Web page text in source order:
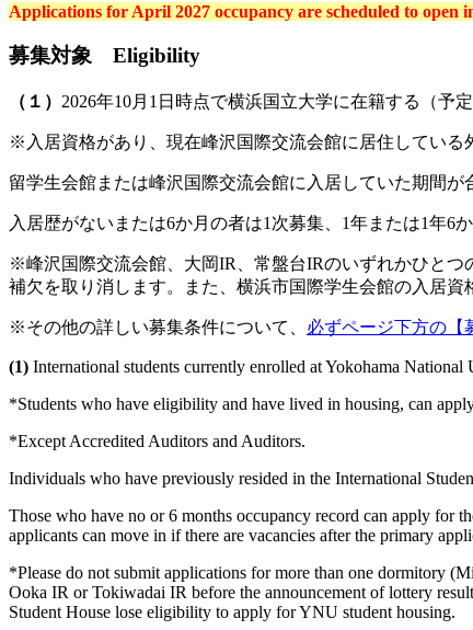
Applications for April 2027 occupancy are scheduled to open
募集対象 Eligibility
（１） 2026年10月1日時点で横浜国立大学に在籍する（予
※入居資格があり、現在峰沢国際交流会館に居住している
留学生会館または峰沢国際交流会館に入居していた期間が
入居歴がないまたは6か月の者は1次募集、1年または1年6
※峰沢国際交流会館、大岡IR、常盤台IRのいずれかひとつ
補欠を取り消します。また、横浜市国際学生会館の入居資
※その他の詳しい募集条件について、 必ずページ下方の【
(1) International students currently enrolled at Yokohama
*Students who have eligibility and have lived in housing, can
*Except Accredited Auditors and Auditors.
Individuals who have previously resided in the International
Those who have no or 6 months occupancy record can apply for
applicants can move in if there are vacancies after the primary
*Please do not submit applications for more than one dormitory
Ooka IR or Tokiwadai IR before the announcement of lottery
Student House lose eligibility to apply forYNU student housing.